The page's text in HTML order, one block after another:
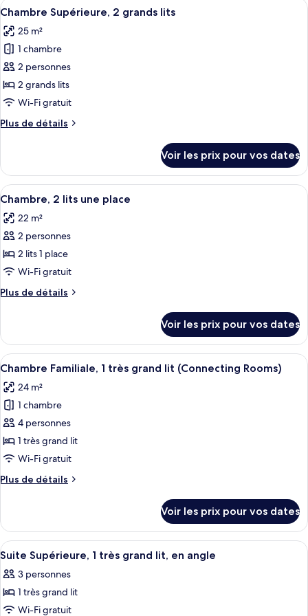
très
grand
lit
de
Chambre
Supérieure,
très
grand
lit
Afficher
toutes
les
photos
pour
ce
type
chambre :
2
grands
lits
9
Chambre Supérieure, 2 grands lits
25 m²
1 chambre
2 personnes
2 grands lits
Wi-Fi gratuit
Plus de détails
Plus
le
type
de
Chambre
Supérieure,
grands
lits
Voir les prix pour vos dates
Afficher
toutes
les
photos
pour
ce
type
de
Chambre,
2
lits
une
place
Une chambre d’hôtel équipée d’un
11
Chambre, 2 lits une place
22 m²
2 personnes
2 lits 1 place
Wi-Fi gratuit
Plus de détails
Plus
le
type
de
Chambre,
2
une
place
Voir les prix pour vos dates
Afficher
toutes
les
photos
pour
ce
type
chambre :
très
grand
lit
(Connecting
Une chambre d’hôtel moderne
6
Chambre Familiale, 1 très grand lit (Connecting Rooms)
24 m²
1 chambre
4 personnes
1 très grand lit
Wi-Fi gratuit
Plus de détails
Plus
le
type
de
Chambre
Familiale,
Voir les prix pour vos dates
Afficher
toutes
les
photos
pour
Un salon moderne avec un canapé
4
Suite Supérieure, 1 très grand lit, en angle
3 personnes
1 très grand lit
Wi-Fi gratuit